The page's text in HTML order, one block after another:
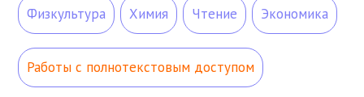
Физкультура Химия Чтение Экономика
Работы с полнотекстовым доступом